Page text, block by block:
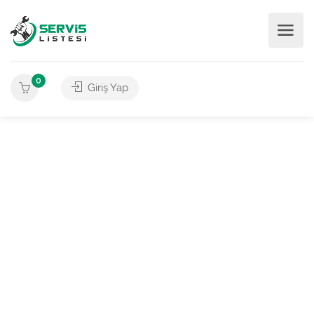
0
Giriş Yap